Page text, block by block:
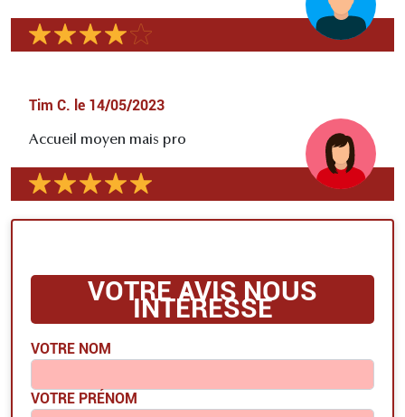
Tim C. le 14/05/2023
Accueil moyen mais pro
VOTRE AVIS NOUS
INTÉRESSE
VOTRE NOM
VOTRE PRÉNOM